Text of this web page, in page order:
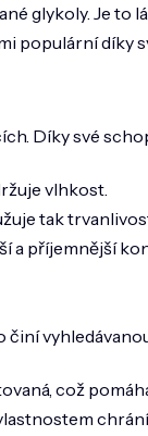
glykoly. Je
populární
Díky své
vlhkost.
tak
a příjemnější
což